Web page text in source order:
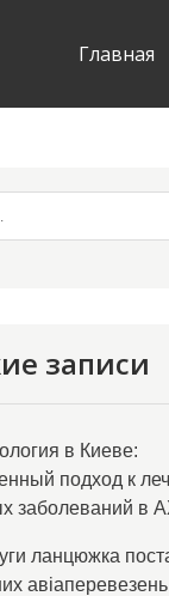
Главная
записи
в Киеве:
подход к
заболеваний в
ланцюжка
авіаперевезень